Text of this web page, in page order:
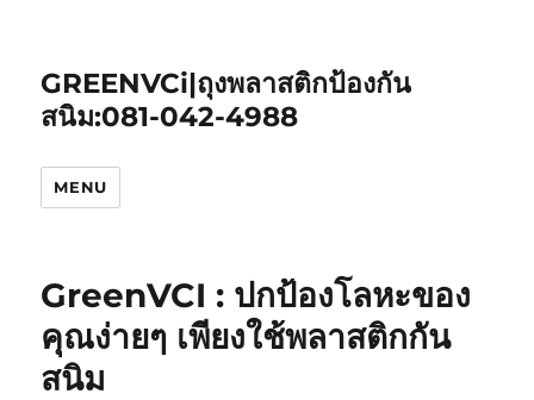
GREENVCi|ถุงพลาสติกป้องกัน
สนิม:081-042-4988
MENU
GreenVCI : ปกป้องโลหะของ
คุณง่ายๆ เพียงใช้พลาสติกกัน
สนิม